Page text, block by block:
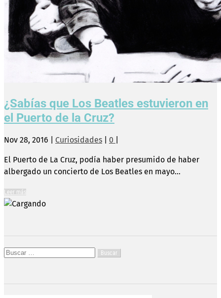
¿Sabías que Los Beatles estuvieron en
el Puerto de la Cruz?
Nov 28, 2016 Curiosidades 0
El Puerto de La Cruz, podía haber presumido de haber
albergado un concierto de Los Beatles en mayo...
Leer más
Buscar: